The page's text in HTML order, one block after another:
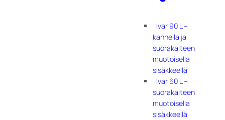
Ivar 90 L –
kannella ja
suorakaiteen
muotoisella
sisäkkeellä
Ivar 60 L –
suorakaiteen
muotoisella
sisäkkeellä